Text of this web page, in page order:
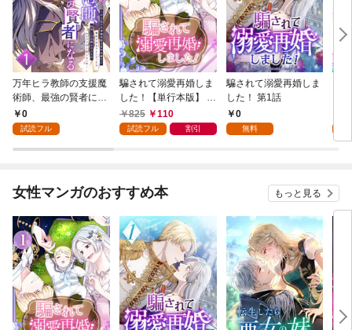
万年ヒラ教師の支援魔
術師、最強の賢者にな
る～不人気の支援魔術
師は給料泥棒だと魔術
が、出世した元教え子
らない件～ 第1話
0
試読フル
騙されて溺愛再婚しま
した！【単行本版】 1
巻825 110
試読フル 割引
騙されて溺愛再婚しま
した！ 第1話
0
無料
女性マンガのおすすめ本 もっと見る